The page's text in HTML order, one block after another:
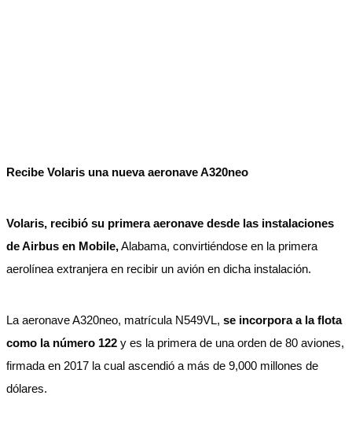
Recibe Volaris una nueva aeronave A320neo
Volaris, recibió su primera aeronave desde las instalaciones
de Airbus en Mobile,Alabama, convirtiéndose en la primera
aerolínea extranjera en recibir un avión en dicha instalación.
La aeronave A320neo, matrícula N549VL, se incorpora a la flota
como la número 122 y es la primera de una orden de 80 aviones,
firmada en 2017 la cual ascendió a más de 9,000 millones de
dólares.